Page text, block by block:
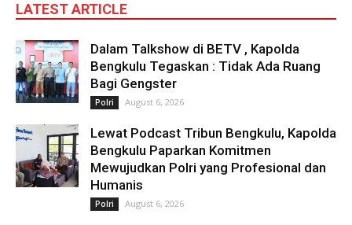
LATEST ARTICLE
Dalam Talkshow di BETV , Kapolda
Bengkulu Tegaskan : Tidak Ada Ruang
Bagi Gengster
Polri August 6, 2026
Lewat Podcast Tribun Bengkulu, Kapolda
Bengkulu Paparkan Komitmen
Mewujudkan Polri yang Profesional dan
Humanis
Polri August 6, 2026